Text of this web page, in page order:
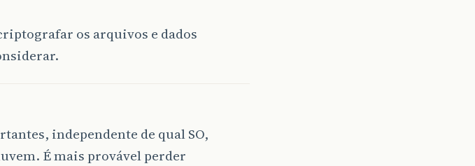
os arquivos e dados
independente de qual SO,
É mais provável perder